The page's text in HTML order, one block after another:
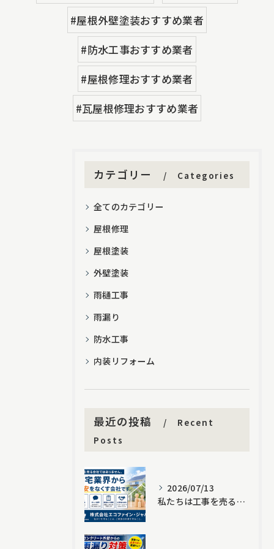
#屋根外壁塗装おすすめ業者
#防水工事おすすめ業者
#屋根修理おすすめ業者
#瓦屋根修理おすすめ業者
カテゴリー Categories
全てのカテゴリー
屋根修理
屋根塗装
外壁塗装
雨樋工事
雨漏り
防水工事
内装リフォーム
最近の投稿
Recent
Posts
2026/07/13
私たちは工事を売る会社ではありません。住宅業界から不安をなくす会社です。｜株式会社エコファイン・ジャパン